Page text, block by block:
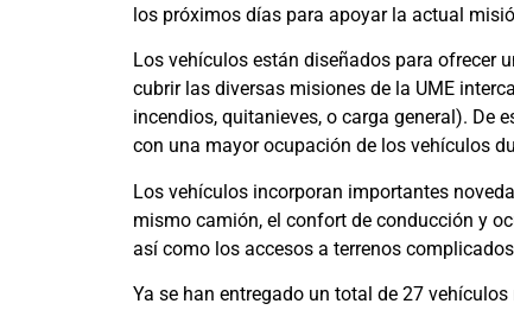
los próximos días para apoyar la actual
Los vehículos están diseñados para ofrecer
cubrir las diversas misiones de la UME
incendios, quitanieves, o carga general). De
con una mayor ocupación de los vehículos
Los vehículos incorporan importantes
mismo camión, el confort de conducción y
así como los accesos a terrenos
Ya se han entregado un total de 27